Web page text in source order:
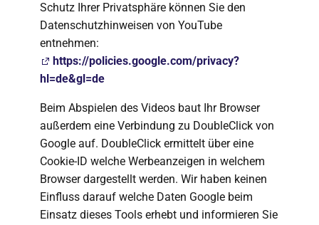
Schutz Ihrer Privatsphäre können Sie den
Datenschutzhinweisen von YouTube
entnehmen:
https://policies.google.com/privacy?
hl=de&gl=de
Beim Abspielen des Videos baut Ihr Browser
außerdem eine Verbindung zu DoubleClick von
Google auf. DoubleClick ermittelt über eine
Cookie-ID welche Werbeanzeigen in welchem
Browser dargestellt werden. Wir haben keinen
Einfluss darauf welche Daten Google beim
Einsatz dieses Tools erhebt und informieren Sie